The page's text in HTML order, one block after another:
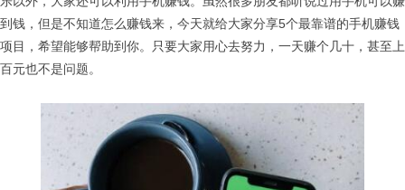
到钱，但是不知道怎么赚钱来，今天就给大家分享5个最靠谱的手机赚钱
项目，希望能够帮助到你。只要大家用心去努力，一天赚个几十，甚至上
百元也不是问题。